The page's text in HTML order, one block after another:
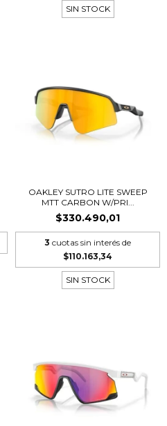
SIN STOCK
OAKLEY SUTRO LITE SWEEP
MTT CARBON W/PRI...
$330.490,01
3 cuotas sin interés de
$110.163,34
SIN STOCK